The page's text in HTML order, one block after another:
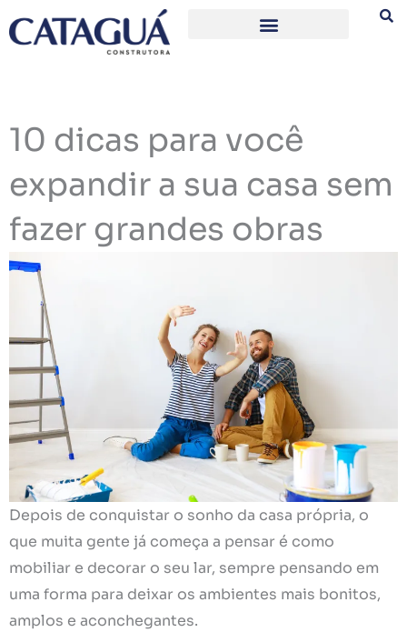
para
10 dicas para você
expandir a sua casa sem
fazer grandes obras
Depois de conquistar o sonho da casa própria, o
que muita gente já começa a pensar é como
mobiliar e decorar o seu lar, sempre pensando em
uma forma para deixar os ambientes mais bonitos,
amplos e aconchegantes.